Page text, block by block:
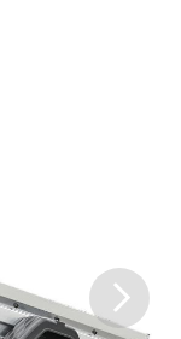
Next